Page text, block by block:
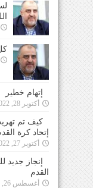
إتهام خطير
أكتوبر 28, 2022
كيف تم
إتحاد كرة
أكتوبر 27, 2022
إنجاز جديد
القدم
أغسطس 26, 2022